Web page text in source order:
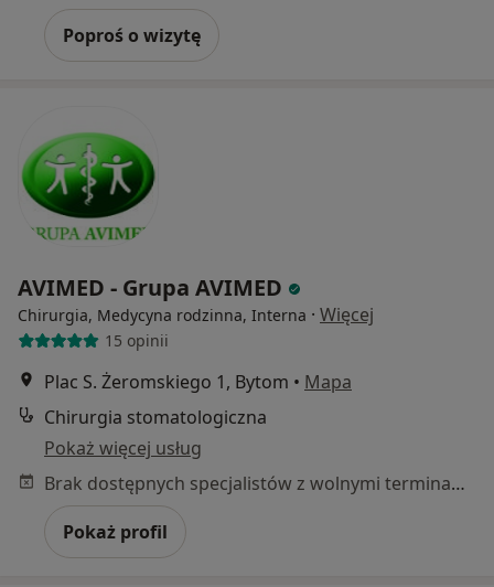
Poproś o wizytę
AVIMED - Grupa AVIMED
Chirurgia, Medycyna rodzinna, Interna · Więcej
15 opinii
Plac S. Żeromskiego 1, Bytom • Mapa
Chirurgia stomatologiczna
Pokaż więcej usług
Brak dostępnych specjalistów z wolnymi terminami w tym centrum medycznym.
Pokaż profil